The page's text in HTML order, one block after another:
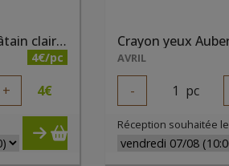
Crayon sourcils Châtain clair bio
4€/pc
+ 4€
AVRIL
- 1 pc
Réception souhaitée le